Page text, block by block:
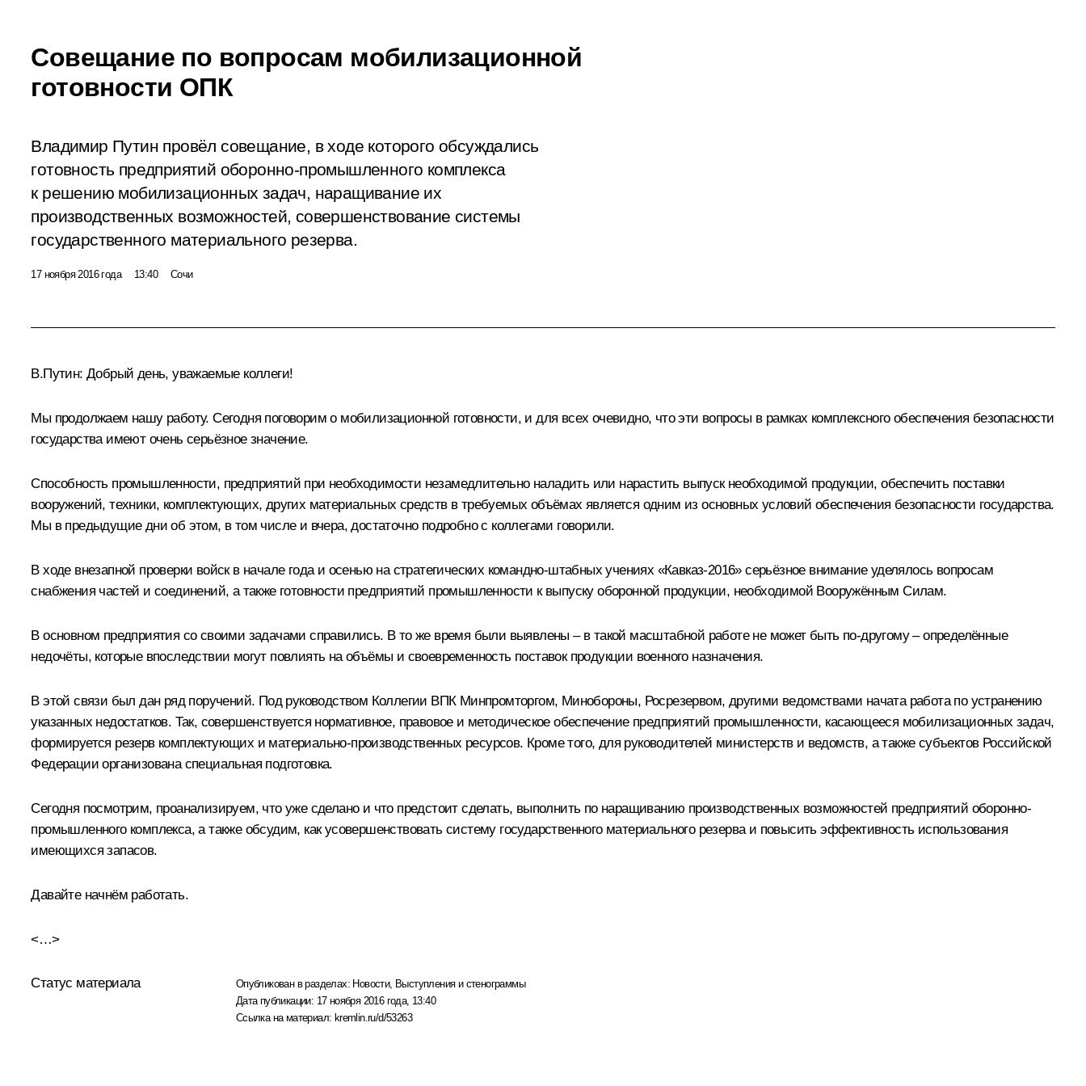
Совещание по вопросам мобилизационной
готовности ОПК
Владимир Путин провёл совещание, в ходе которого обсуждались
готовность предприятий оборонно-промышленного комплекса
к решению мобилизационных задач, наращивание их
производственных возможностей, совершенствование системы
государственного материального резерва.
17 ноября 2016 года 13:40 Сочи
В.Путин: Добрый день, уважаемые коллеги!
Мы продолжаем нашу работу. Сегодня поговорим о мобилизационной готовности, и для всех очевидно, что эти вопросы в рамках комплексного обеспечения безопасности
государства имеют очень серьёзное значение.
Способность промышленности, предприятий при необходимости незамедлительно наладить или нарастить выпуск необходимой продукции, обеспечить поставки
вооружений, техники, комплектующих, других материальных средств в требуемых объёмах является одним из основных условий обеспечения безопасности государства.
Мы в предыдущие дни об этом, в том числе и вчера, достаточно подробно с коллегами говорили.
В ходе внезапной проверки войск в начале года и осенью на стратегических командно-штабных учениях «Кавказ-2016» серьёзное внимание уделялось вопросам
снабжения частей и соединений, а также готовности предприятий промышленности к выпуску оборонной продукции, необходимой Вооружённым Силам.
В основном предприятия со своими задачами справились. В то же время были выявлены – в такой масштабной работе не может быть по‑другому – определённые
недочёты, которые впоследствии могут повлиять на объёмы и своевременность поставок продукции военного назначения.
В этой связи был дан ряд поручений. Под руководством Коллегии ВПК Минпромторгом, Минобороны, Росрезервом, другими ведомствами начата работа по устранению
указанных недостатков. Так, совершенствуется нормативное, правовое и методическое обеспечение предприятий промышленности, касающееся мобилизационных задач,
формируется резерв комплектующих и материально-производственных ресурсов. Кроме того, для руководителей министерств и ведомств, а также субъектов Российской
Федерации организована специальная подготовка.
Сегодня посмотрим, проанализируем, что уже сделано и что предстоит сделать, выполнить по наращиванию производственных возможностей предприятий оборонно-
промышленного комплекса, а также обсудим, как усовершенствовать систему государственного материального резерва и повысить эффективность использования
имеющихся запасов.
Давайте начнём работать.
<…>
Статус материала Опубликован в разделах: Новости, Выступления и стенограммы
Дата публикации: 17 ноября 2016 года, 13:40
Ссылка на материал: kremlin.ru/d/53263